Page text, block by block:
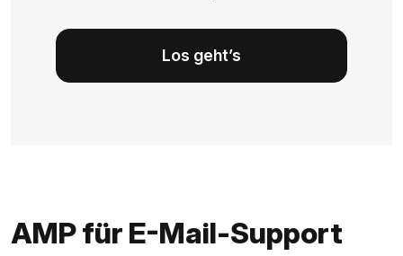
Los geht’s
AMP für E-Mail-Support